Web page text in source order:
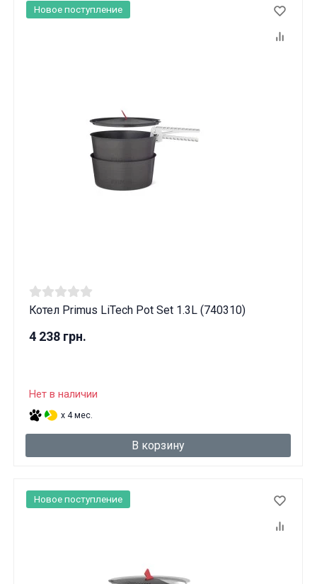
Котел Primus LiTech Pot Set 1.3L (740310)
4 238 грн.
Нет в наличии
x 4 мес.
В корзину
Новое поступление
Новое поступление